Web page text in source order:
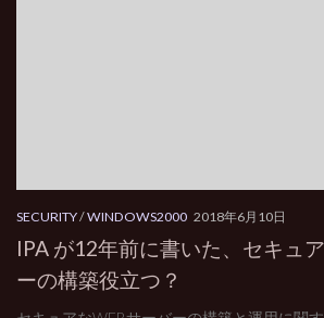
SECURITY/WINDOWS2000 2018年6月10日
IPA が12年前に書いた、セキュ
ーの構築役立つ？